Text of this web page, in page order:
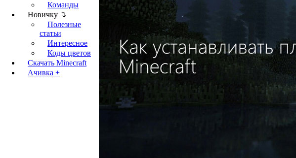
Команды
Новичку ↴
Полезные
статьи
Интересное
Коды цветов
Скачать Minecraft
Ачивка +